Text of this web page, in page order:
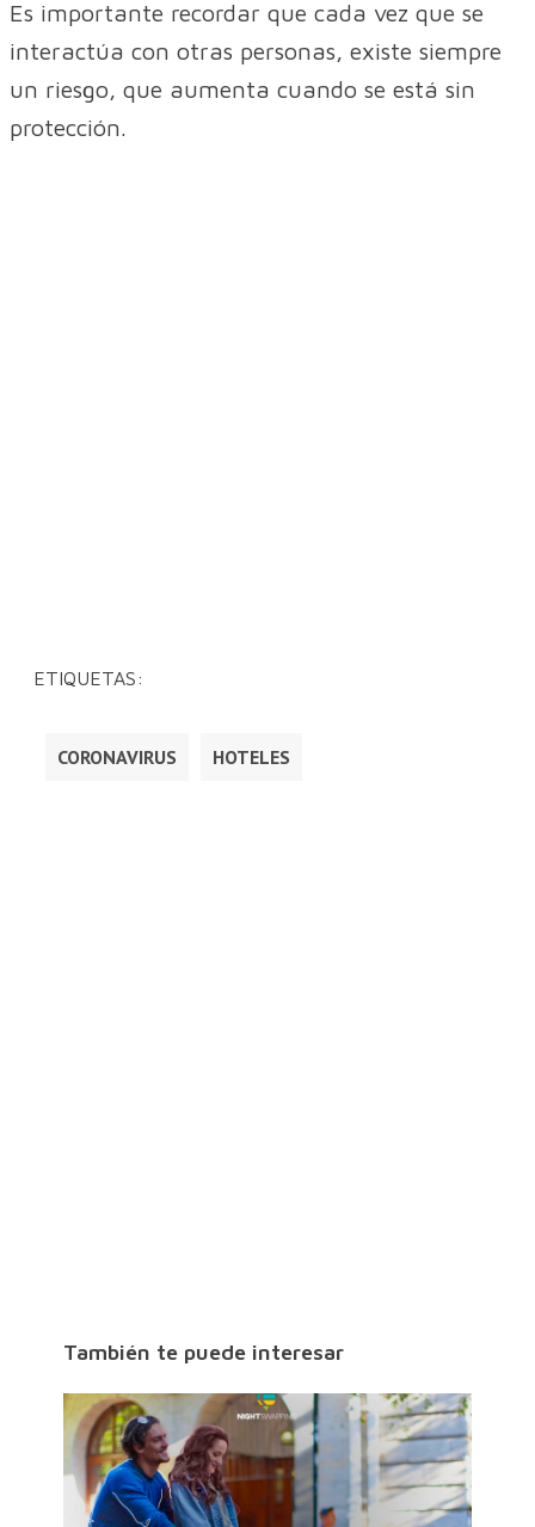
Es importante recordar que cada vez que se
interactúa con otras personas, existe siempre
un riesgo, que aumenta cuando se está sin
protección.
ETIQUETAS:
CORONAVIRUS HOTELES
También te puede interesar